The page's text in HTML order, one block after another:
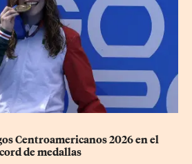
Centroamericanos 2026 en el
de medallas